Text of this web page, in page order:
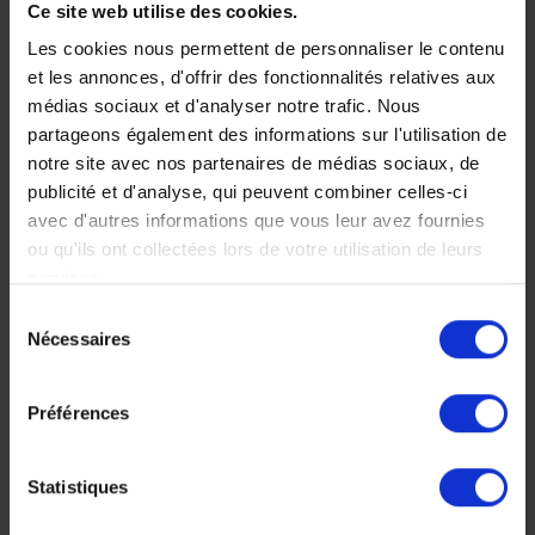
Ce site web utilise des cookies.
Les cookies nous permettent de personnaliser le contenu
et les annonces, d'offrir des fonctionnalités relatives aux
médias sociaux et d'analyser notre trafic. Nous
partageons également des informations sur l'utilisation de
notre site avec nos partenaires de médias sociaux, de
publicité et d'analyse, qui peuvent combiner celles-ci
avec d'autres informations que vous leur avez fournies
ou qu'ils ont collectées lors de votre utilisation de leurs
Nécessaires
Préférences
Statistiques
la Colombie
culture bariolée,
saisissant et enivrant,
découvrez les différentes
facettes de la Colombie
et de son histoire.